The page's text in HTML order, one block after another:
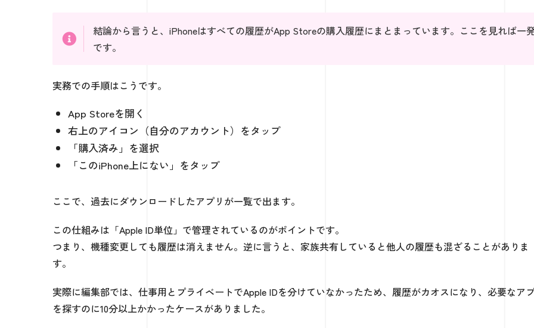
結論から言うと、iPhoneはすべての履歴がApp Storeの購入履歴にまとまっています。ここを見れば一
です。
実務での手順はこうです。
App Storeを開く
右上のアイコン（自分のアカウント）をタップ
「購入済み」を選択
「このiPhone上にない」をタップ
ここで、過去にダウンロードしたアプリが一覧で出ます。
この仕組みは「Apple ID単位」で管理されているのがポイントです。
つまり、機種変更しても履歴は消えません。逆に言うと、家族共有していると他人の履歴も混ざることがありま
す。
実際に編集部では、仕事用とプライベートでApple IDを分けていなかったため、履歴がカオスになり、必要なア
を探すのに10分以上かかったケースがありました。